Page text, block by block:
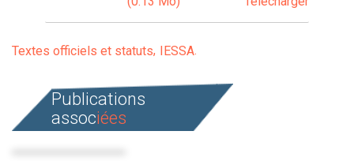
Textes officiels et statuts IESSA
Publications
associées